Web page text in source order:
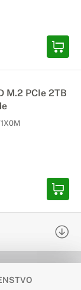
M.2 PCIe 2TB